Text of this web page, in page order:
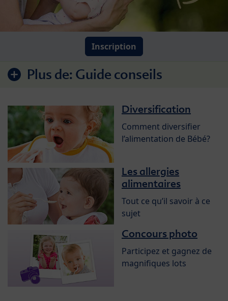
Inscription
Plus de: Guide conseils
Diversification
Comment diversifier
l’alimentation de Bébé?
Les allergies
alimentaires
Tout ce qu’il savoir à ce
sujet
Concours photo
Participez et gagnez de
magnifiques lots